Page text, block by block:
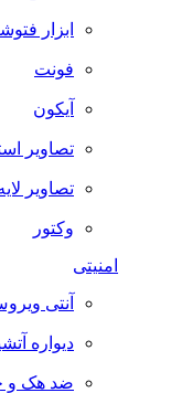
ابزار فتوشاپ
فونت
آیکون
تصاویر استوک
تصاویر لایه باز
وکتور
آنتی ویروس
دیواره آتشین
ضد هک و